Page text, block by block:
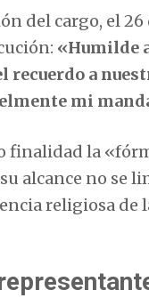
del cargo, el
«Humilde
recuerdo a
mi
finalidad la
alcance no
religiosa